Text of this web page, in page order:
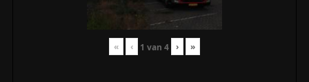
« ‹ 1 van 4 › »